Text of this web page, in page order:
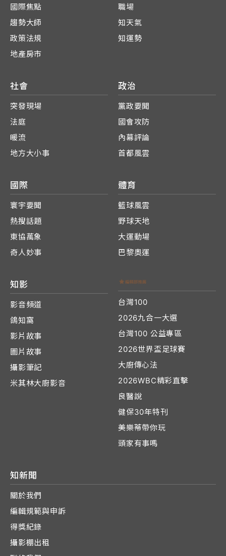
國際焦點
趨勢大師
政策法規
地產房市
職場
知天氣
知運勢
社會
突發現場
法庭
暖流
地方大小事
政治
黨政要聞
國會攻防
內幕評論
首都風雲
國際
寰宇要聞
熱搜話題
東協萬象
奇人妙事
體育
籃球風雲
野球天地
大運動場
巴黎奧運
知影
影音頻道
鴿知窩
影片故事
圖片故事
攝影筆記
米其林大廚影音
台灣100
2026九合一大選
台灣100 公益專區
2026世界盃足球賽
大廚傳心法
2026WBC精彩直擊
良醫說
健保30年特刊
美樂蒂帶你玩
頭家有事嗎
知新聞
關於我們
編輯規範與申訴
得獎紀錄
攝影棚出租